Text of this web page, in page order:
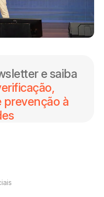
e saiba
à